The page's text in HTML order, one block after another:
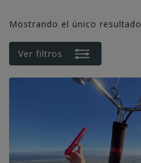
Mostrando el único resultado
Ver filtros